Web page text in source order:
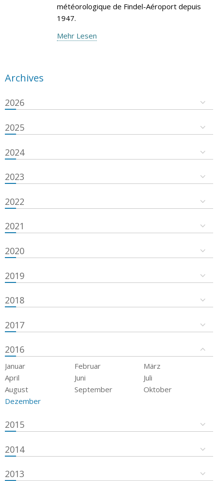
météorologique de Findel-Aéroport depuis
1947.
Mehr Lesen
Archives
2026
2025
2024
2023
2022
2021
2020
2019
2018
2017
2016
Januar Februar
März
April
Juni
Juli
August
September
Oktober
Dezember
2015
2014
2013